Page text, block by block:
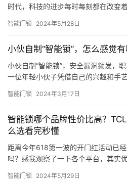
时代，科技的进步每时每刻都在改变
键盘，科技的创新无处不在，给我们
能产品了。 什么是黑科技？黑科技指
的科技，…
智能门锁 2024年5月28日
小伙自制“智能锁”，怎么感觉
小伙自制“智能锁”，安全漏洞频发，
一位年轻小伙子凭借自己的兴趣和手
全漏洞，让小伙子和家人都感到困惑
确保技术的正确应用与安全性。 小
智能门锁 2024年3月17日
智能锁哪个品牌性价比高？
么选看完秒懂
距离今年618第一波的开门红活动已
吗？感我观察了一下各个平台，其实
智能门锁 2024年5月29日